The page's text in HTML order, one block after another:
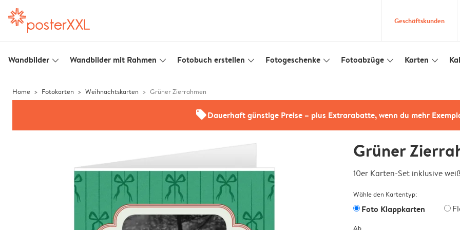
Geschäftskunden
Wandbilder slim_arrow_down Wandbilder mit Rahmen slim_arrow_down Fotobuch erstellen slim_arrow_down Fotogeschenke slim_arrow_down Fotoabzüge slim_arrow_down Karten slim_arrow_down
Home Fotokarten Weihnachtskarten Grüner Zierrahmen
offersDauerhaft günstige Preise – plus Extrarabatte, wenn du mehr
Grüner
10er Karten-Set inklusive
Wähle den Kartentyp:
Foto Klappkarten
Ab